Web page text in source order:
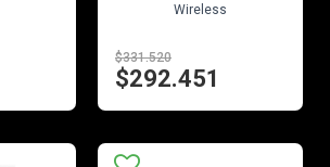
Wireless
$331.520
$292.451